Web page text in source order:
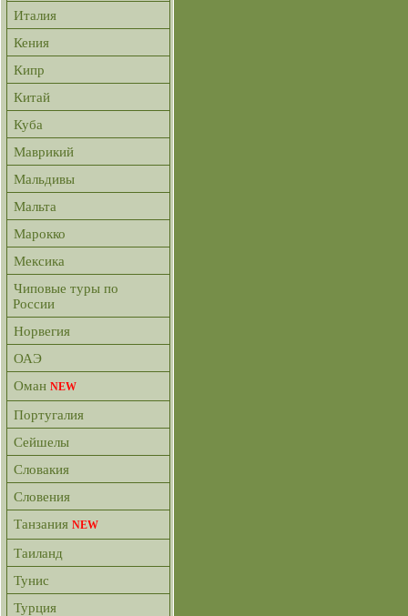
Италия
Кения
Кипр
Китай
Куба
Маврикий
Мальдивы
Мальта
Марокко
Мексика
Чиповые туры по
России
Норвегия
ОАЭ
Оман NEW
Португалия
Сейшелы
Словакия
Словения
Танзания NEW
Таиланд
Тунис
Турция